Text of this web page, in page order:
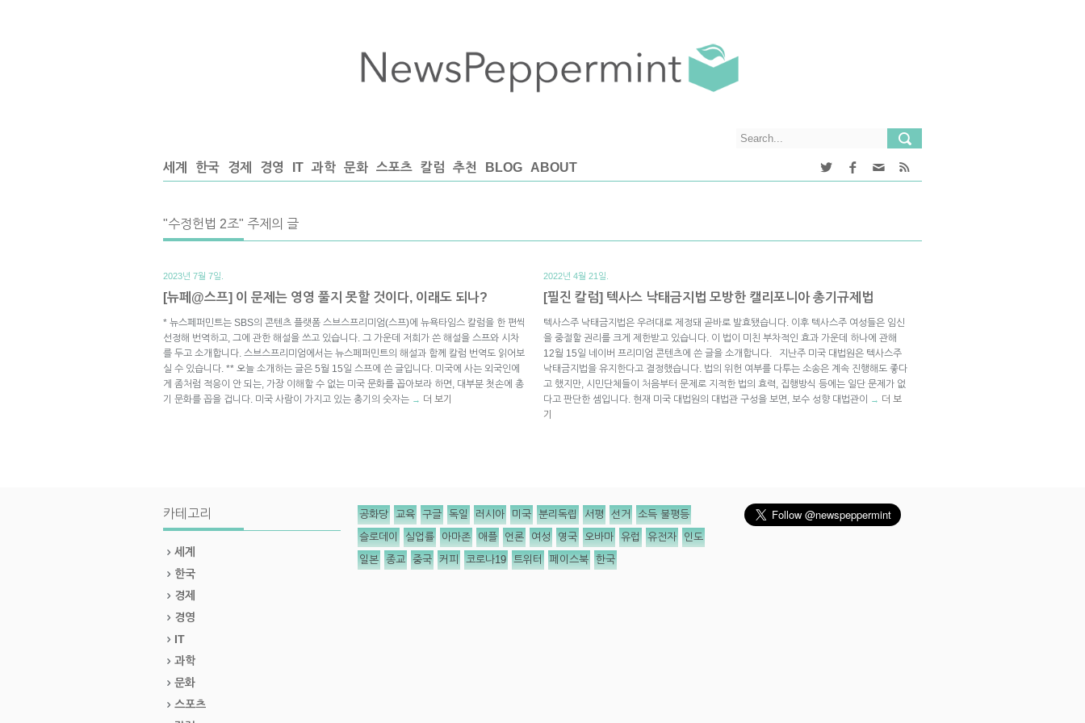
세계 한국 경제 경영 IT 과학 문화 스포츠 칼럼 추천 BLOG ABOUT
"수정헌법 2조" 주제의 글
2023년 7월 7일.
[뉴페@스프] 이 문제는 영영 풀지 못할 것이다, 이래도 되나?
* 뉴스페퍼민트는 SBS의 콘텐츠 플랫폼 스브스프리미엄(스프)에 뉴욕타임스 칼럼을 한 편씩
선정해 번역하고, 그에 관한 해설을 쓰고 있습니다. 그 가운데 저희가 쓴 해설을 스프와 시차
를 두고 소개합니다. 스브스프리미엄에서는 뉴스페퍼민트의 해설과 함께 칼럼 번역도 읽어보
실 수 있습니다. ** 오늘 소개하는 글은 5월 15일 스프에 쓴 글입니다. 미국에 사는 외국인에
게 좀처럼 적응이 안 되는, 가장 이해할 수 없는 미국 문화를 꼽아보라 하면, 대부분 첫손에 총
기 문화를 꼽을 겁니다. 미국 사람이 가지고 있는 총기의 숫자는 → 더 보기
2022년 4월 21일.
[필진 칼럼] 텍사스 낙태금지법 모방한 캘리포니아 총기규제법
텍사스주 낙태금지법은 우려대로 제정돼 곧바로 발효됐습니다. 이후 텍사스주 여성들은 임신
을 중절할 권리를 크게 제한받고 있습니다. 이 법이 미친 부차적인 효과 가운데 하나에 관해
12월 15일 네이버 프리미엄 콘텐츠에 쓴 글을 소개합니다. 지난주 미국 대법원은 텍사스주
낙태금지법을 유지한다고 결정했습니다. 법의 위헌 여부를 다투는 소송은 계속 진행해도 좋다
고 했지만, 시민단체들이 처음부터 문제로 지적한 법의 효력, 집행방식 등에는 일단 문제가 없
다고 판단한 셈입니다. 현재 미국 대법원의 대법관 구성을 보면, 보수 성향 대법관이
→ 더 보
기
카테고리
세계
한국
경제
경영
IT
과학
문화
스포츠
공화당 교육 구글 독일 러시아 미국 분리독립 서평 선거 소득 불평등
슬로데이 실업률 아마존 애플 언론 여성 영국 오바마 유럽 유전자 인도
일본 종교 중국 커피 코로나19 트위터 페이스북 한국